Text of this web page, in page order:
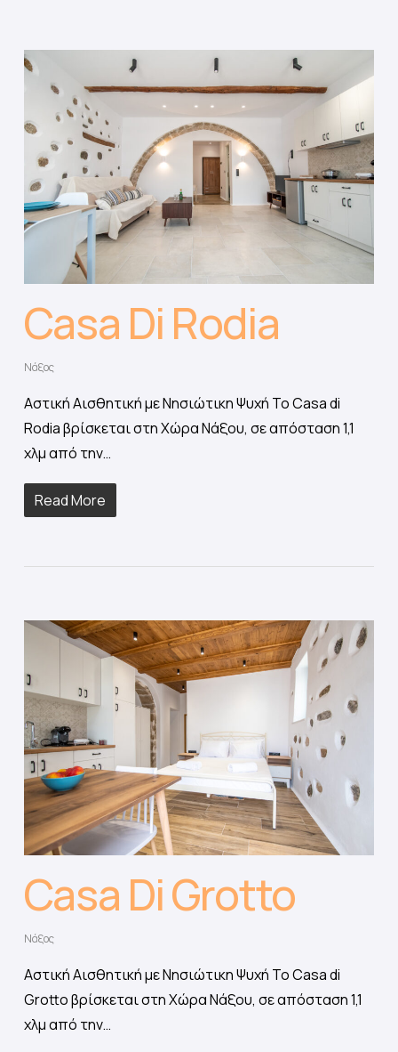
Casa Di Rodia
Νάξος
Αστική Αισθητική με Νησιώτικη Ψυχή Το Casa di
Rodia βρίσκεται στη Χώρα Νάξου, σε απόσταση 1,1
χλμ από την…
Read More
Casa Di Grotto
Νάξος
Αστική Αισθητική με Νησιώτικη Ψυχή Το Casa di
Grotto βρίσκεται στη Χώρα Νάξου, σε απόσταση 1,1
χλμ από την…